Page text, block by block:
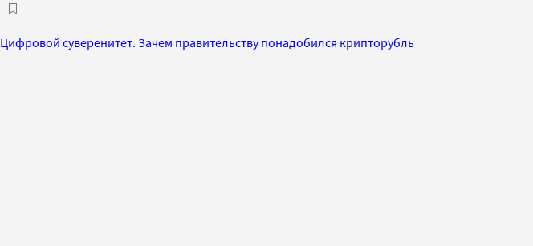
Цифровой суверенитет. Зачем правительству понадобился крипторубль